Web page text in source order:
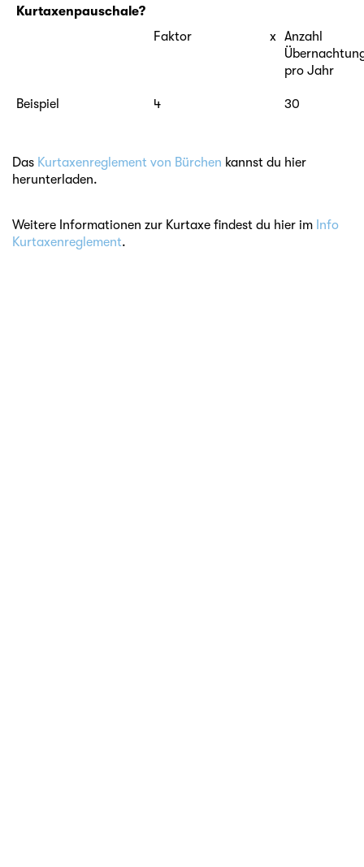
Kurtaxenpauschale?
Faktor x Anzahl
pro Jahr
Beispiel 4 30
Das Kurtaxenreglement von Bürchen kannst du hier
herunterladen.
Weitere Informationen zur Kurtaxe findest du hier im Info
Kurtaxenreglement.